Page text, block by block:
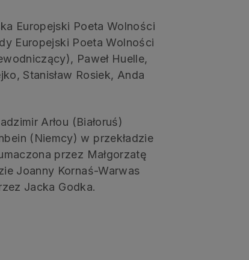
Europejski Poeta Wolności
Europejski Poeta Wolności
Paweł Huelle,
Stanisław Rosiek, Anda
Arłou (Białoruś)
(Niemcy) w przekładzie
przez Małgorzatę
Joanny Kornaś-Warwas
Jacka Godka.